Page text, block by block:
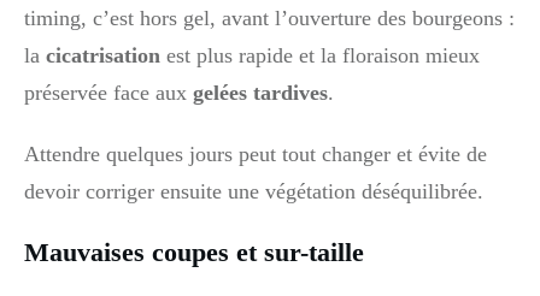
timing, c’est hors gel, avant l’ouverture des bourgeons :
la cicatrisation est plus rapide et la floraison mieux
préservée face aux gelées tardives.
Attendre quelques jours peut tout changer et évite de
devoir corriger ensuite une végétation déséquilibrée.
Mauvaises coupes et sur-taille